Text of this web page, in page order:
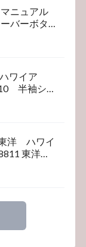
ニュアル
バーボタ
ワイア
半袖シ
洋 ハワイ
東洋エ